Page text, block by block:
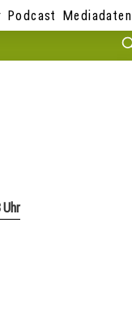
Podcast Mediadaten